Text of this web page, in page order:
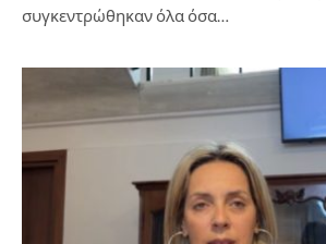
συγκεντρώθηκαν όλα όσα…